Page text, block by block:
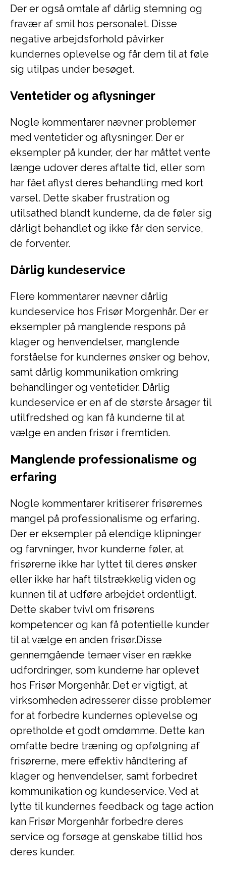
Der er også omtale af dårlig stemning og
fravær af smil hos personalet. Disse
negative arbejdsforhold påvirker
kundernes oplevelse og får dem til at føle
sig utilpas under besøget.
Ventetider og aflysninger
Nogle kommentarer nævner problemer
med ventetider og aflysninger. Der er
eksempler på kunder, der har måttet vente
længe udover deres aftalte tid, eller som
har fået aflyst deres behandling med kort
varsel. Dette skaber frustration og
utilsathed blandt kunderne, da de føler sig
dårligt behandlet og ikke får den service,
de forventer.
Dårlig kundeservice
Flere kommentarer nævner dårlig
kundeservice hos Frisør Morgenhår. Der er
eksempler på manglende respons på
klager og henvendelser, manglende
forståelse for kundernes ønsker og behov,
samt dårlig kommunikation omkring
behandlinger og ventetider. Dårlig
kundeservice er en af de største årsager til
utilfredshed og kan få kunderne til at
vælge en anden frisør i fremtiden.
Manglende professionalisme og
erfaring
Nogle kommentarer kritiserer frisørernes
mangel på professionalisme og erfaring.
Der er eksempler på elendige klipninger
og farvninger, hvor kunderne føler, at
frisørerne ikke har lyttet til deres ønsker
eller ikke har haft tilstrækkelig viden og
kunnen til at udføre arbejdet ordentligt.
Dette skaber tvivl om frisørens
kompetencer og kan få potentielle kunder
til at vælge en anden frisør.Disse
gennemgående temaer viser en række
udfordringer, som kunderne har oplevet
hos Frisør Morgenhår. Det er vigtigt, at
virksomheden adresserer disse problemer
for at forbedre kundernes oplevelse og
opretholde et godt omdømme. Dette kan
omfatte bedre træning og opfølgning af
frisørerne, mere effektiv håndtering af
klager og henvendelser, samt forbedret
kommunikation og kundeservice. Ved at
lytte til kundernes feedback og tage action
kan Frisør Morgenhår forbedre deres
service og forsøge at genskabe tillid hos
deres kunder.